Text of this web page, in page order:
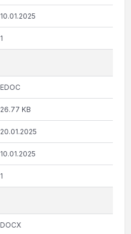
10.01.2025
1
EDOC
26.77 KB
20.01.2025
10.01.2025
1
DOCX